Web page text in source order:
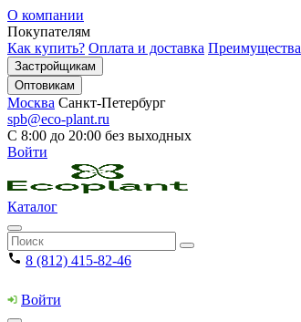
О компании
Покупателям
Как купить? Оплата и доставка Преимущества
Застройщикам
Оптовикам
Москва Санкт-Петербург
spb@eco-plant.ru
С 8:00 до 20:00 без выходных
Войти
Каталог
8 (812) 415-82-46
Войти